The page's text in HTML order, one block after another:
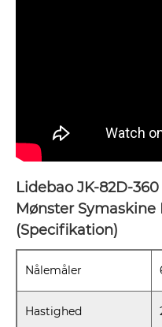
Lidebao JK-82D-
Mønster Symaskine
(Specifikation)
Nålemåler
Hastighed